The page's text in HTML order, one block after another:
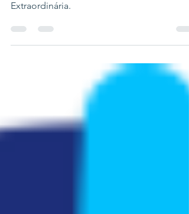
Edital de Convocação de Assembleia Geral
Extraordinária.